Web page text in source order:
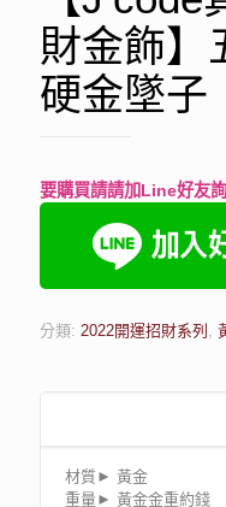
財金飾】
硬金墜子
要購買請請加Line好友
分類: 2022開運招財系列 ,
材質► 黃金
重量► 黃金金重約錢